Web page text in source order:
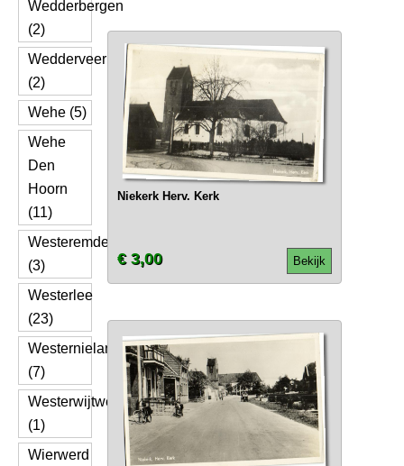
Wedderbergen
(2)
Wedderveer
(2)
Wehe (5)
Wehe
Den
Hoorn
(11)
Westeremden
(3)
Westerlee
(23)
Westernieland
(7)
Westerwijtwerd
(1)
Wierwerd
Niekerk Herv. Kerk
Bekijk
€ 3,00